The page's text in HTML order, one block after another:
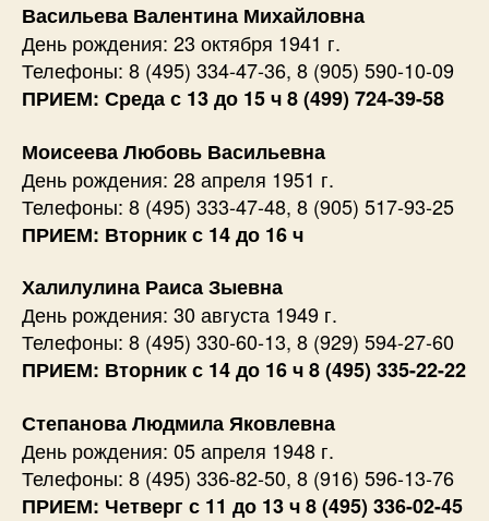
Васильева Валентина Михайловна
День рождения: 23 октября 1941 г.
Телефоны: 8 (495) 334-47-36, 8 (905) 590-10-09
ПРИЕМ: Среда с 13 до 15 ч 8 (499) 724-39-58
Моисеева Любовь Васильевна
День рождения: 28 апреля 1951 г.
Телефоны: 8 (495) 333-47-48, 8 (905) 517-93-25
ПРИЕМ: Вторник с 14 до 16 ч
Халилулина Раиса Зыевна
День рождения: 30 августа 1949 г.
Телефоны: 8 (495) 330-60-13, 8 (929) 594-27-60
ПРИЕМ: Вторник с 14 до 16 ч 8 (495) 335-22-22
Степанова Людмила Яковлевна
День рождения: 05 апреля 1948 г.
Телефоны: 8 (495) 336-82-50, 8 (916) 596-13-76
ПРИЕМ: Четверг с 11 до 13 ч 8 (495) 336-02-45